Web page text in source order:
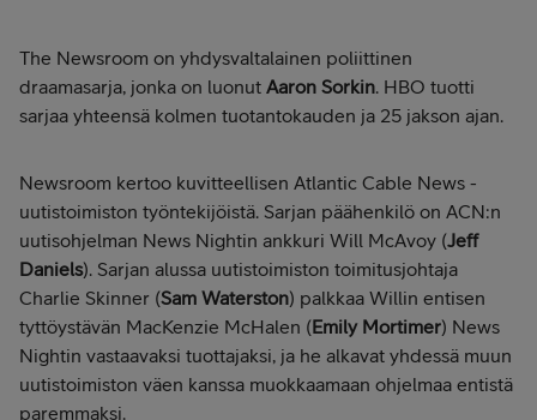
The Newsroom on yhdysvaltalainen poliittinen
draamasarja, jonka on luonut Aaron Sorkin. HBO tuotti
sarjaa yhteensä kolmen tuotantokauden ja 25 jakson ajan.
Newsroom kertoo kuvitteellisen Atlantic Cable News -
uutistoimiston työntekijöistä. Sarjan päähenkilö on ACN:n
uutisohjelman News Nightin ankkuri Will McAvoy (Jeff
Daniels). Sarjan alussa uutistoimiston toimitusjohtaja
Charlie Skinner (Sam Waterston) palkkaa Willin entisen
tyttöystävän MacKenzie McHalen (Emily Mortimer) News
Nightin vastaavaksi tuottajaksi, ja he alkavat yhdessä muun
uutistoimiston väen kanssa muokkaamaan ohjelmaa entistä
paremmaksi.